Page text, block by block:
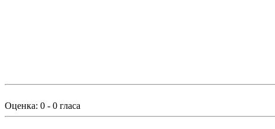
Оценка: 0 - 0 гласа